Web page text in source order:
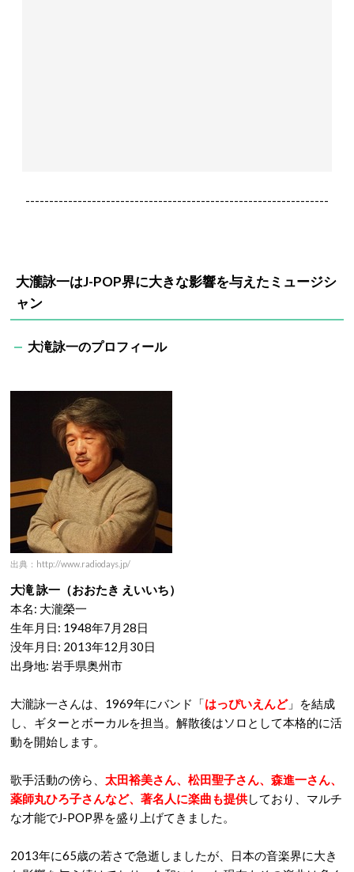
----------------------------------------------------------------
大瀧詠一はJ-POP界に大きな影響を与えたミュージシ
ャン
大滝詠一のプロフィール
出典：http://www.radiodays.jp/
大滝 詠一（おおたき えいいち）
本名: 大瀧榮一
生年月日: 1948年7月28日
没年月日: 2013年12月30日
出身地: 岩手県奥州市
大瀧詠一さんは、1969年にバンド「はっぴいえんど」を結成
し、ギターとボーカルを担当。解散後はソロとして本格的に活
動を開始します。
歌手活動の傍ら、 太田裕美さん、松田聖子さん、森進一さん、
薬師丸ひろ子さんなど、著名人に楽曲も提供しており、マルチ
な才能でJ-POP界を盛り上げてきました。
2013年に65歳の若さで急逝しましたが、日本の音楽界に大き